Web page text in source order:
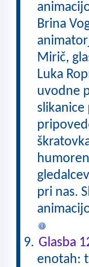
Brina
Mirič,
Luka
uvodne
pri nas.
Glasba
enotah: